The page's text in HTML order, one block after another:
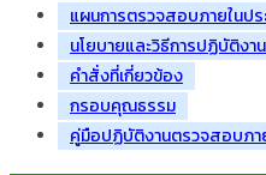
แผนการตรวจสอบภายในปร
นโยบายและวิธีการปฏิบัติง
คำสั่งที่เกี่ยวข้อง
กรอบคุณธรรม
คู่มือปฏิบัติงานตรวจสอบภา